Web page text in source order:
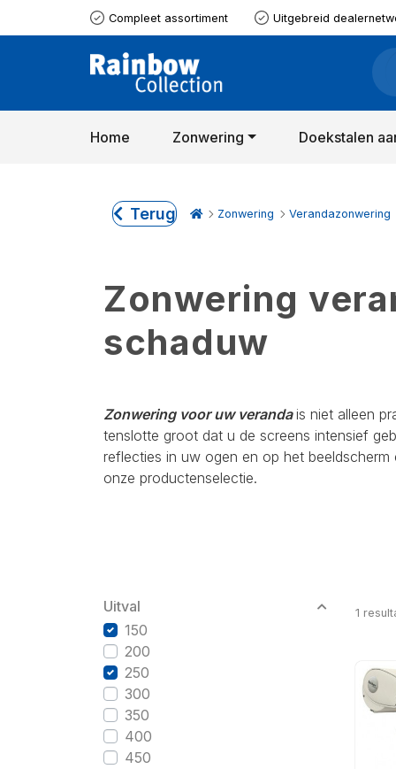
Compleet assortiment Uitgebreid
Home Zonwering Doekstalen
Terug Zonwering Verandazonwering
Zonwering
schaduw
Zonwering voor uw verandais niet alleen
tenslotte groot dat u de screens intensief
reflecties in uw ogen en op het
onze productenselectie.
Uitval
150
200
250
300
350
400
450
1